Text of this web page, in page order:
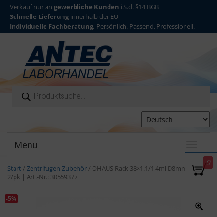
Verkauf nur an gewerbliche Kunden i.S.d. §14 BGB
Schnelle Lieferung innerhalb der EU
Individuelle Fachberatung. Persönlich. Passend. Professionell.
Products search
o
g
g
l
n
Menu
Start / Zentrifugen-Zubehör/ OHAUS Rack 38×1.1/1.4ml D8mm Sar
2/pk | Art.-Nr.: 30559377
-5%
0